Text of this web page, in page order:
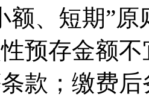
额、短期”
预存金额
款；缴费